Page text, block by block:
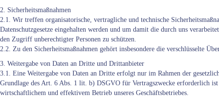
2. Sicherheitsmaßnahmen
2.1. Wir treffen organisatorische, vertragliche und technische
Datenschutzgesetze eingehalten werden und um damit die durch uns
den Zugriff unberechtigter Personen zu schützen.
2.2. Zu den Sicherheitsmaßnahmen gehört insbesondere die verschlüsselte
3. Weitergabe von Daten an Dritte und Drittanbieter
3.1. Eine Weitergabe von Daten an Dritte erfolgt nur im Rahmen der
Grundlage des Art. 6 Abs. 1 lit. b) DSGVO für Vertragszwecke erforderlich
wirtschaftlichem und effektivem Betrieb unseres Geschäftsbetriebes.